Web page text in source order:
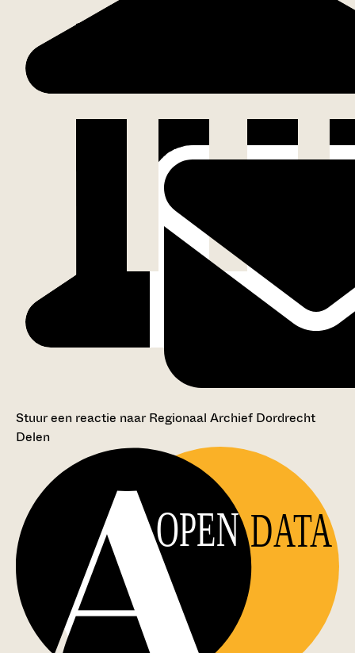
Stuur een reactie naar Regionaal Archief Dordrecht
Delen
OPEN DATA